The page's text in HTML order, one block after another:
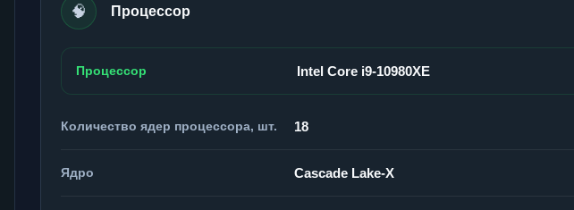
🧠 Процессор
Процессор Intel Core i9-10980XE
Количество ядер процессора, шт. 18
Ядро Cascade Lake-X